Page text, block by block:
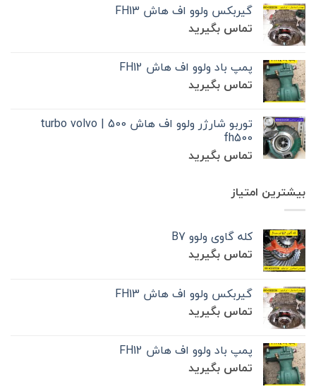
گیربکس ولوو اف هاش FH13
تماس بگیرید
پمپ باد ولوو اف هاش FH12
تماس بگیرید
توربو شارژر ولوو اف هاش 500 | turbo volvo
fh500
تماس بگیرید
بیشترین امتیاز
کله گاوی ولوو B7
تماس بگیرید
گیربکس ولوو اف هاش FH13
تماس بگیرید
پمپ باد ولوو اف هاش FH12
تماس بگیرید